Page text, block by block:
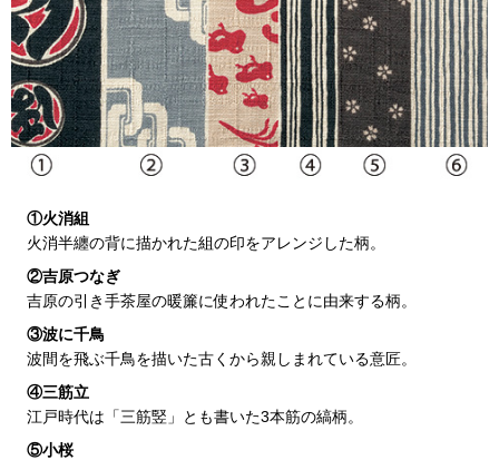
セイコー〉マウリッツハイス美術館公認フェ
ルメールオマージュウオッチ
ランド
すべて見る
ア
その他
和装
和装小物
①火消組
火消半纏の背に描かれた組の印をアレンジした柄。
②吉原つなぎ
吉原の引き手茶屋の暖簾に使われたことに由来する柄。
③波に千鳥
波間を飛ぶ千鳥を描いた古くから親しまれている意匠。
④三筋立
江戸時代は「三筋竪」とも書いた3本筋の縞柄。
⑤小桜